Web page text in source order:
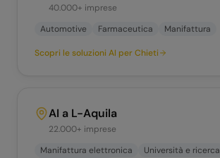
40.000+ imprese
Automotive
Farmaceutica Manifattura
Scopri le soluzioni AI perChieti
AI a L-Aquila
22.000+ imprese
Manifattura elettronica
Università e ricerca